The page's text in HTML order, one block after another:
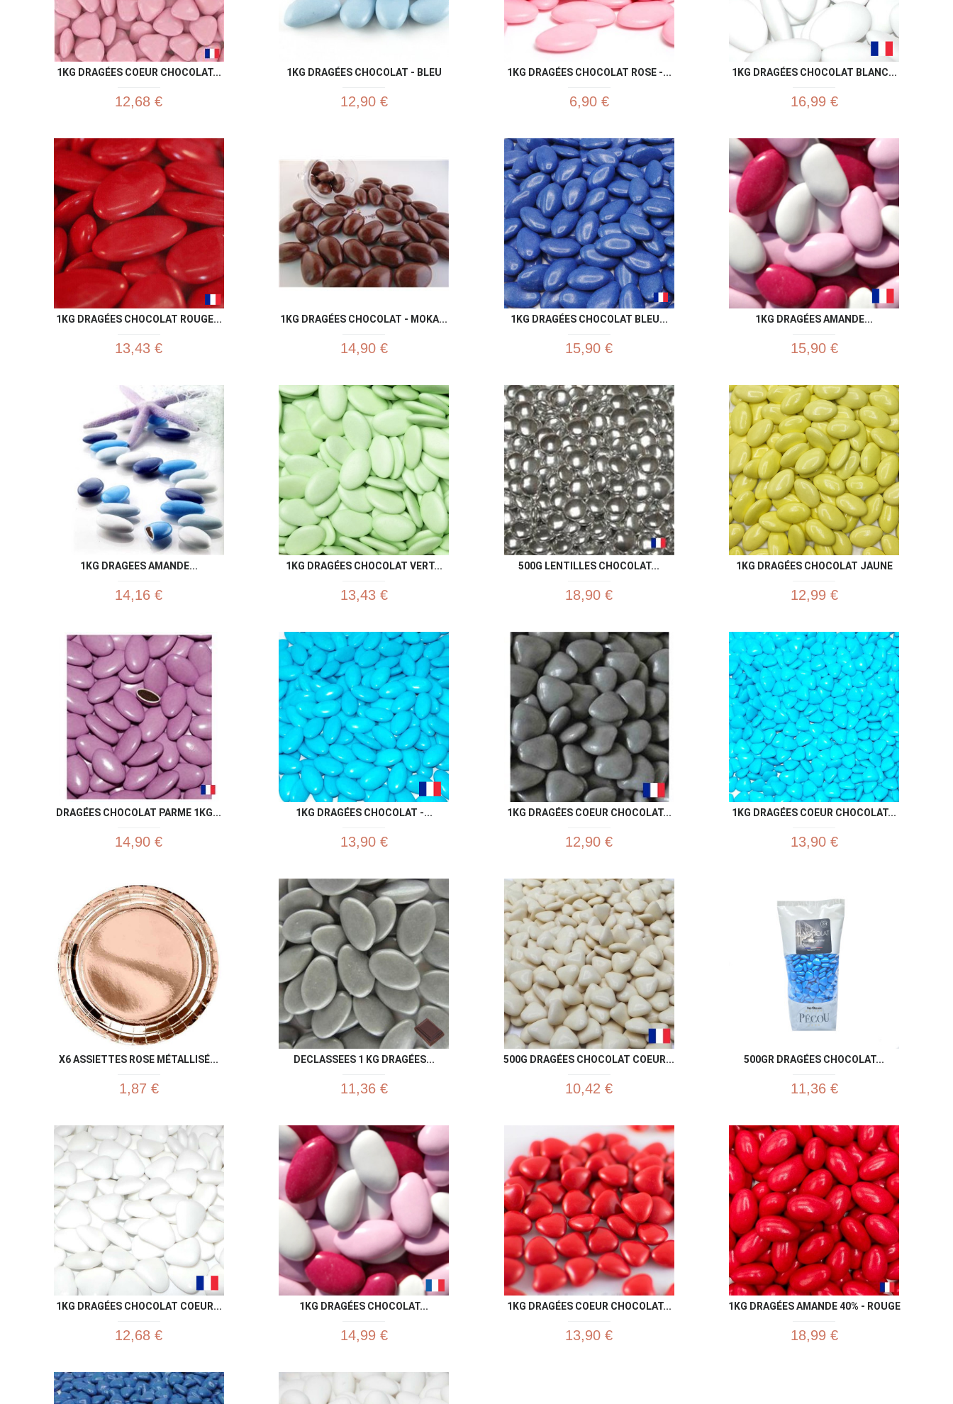
1KG DRAGÉES COEUR CHOCOLAT...
12,68 €
1KG DRAGÉES CHOCOLAT - BLEU
12,90 €
1KG DRAGÉES CHOCOLAT ROSE -...
6,90 €
1KG DRAGÉES CHOCOLAT BLANC...
16,99 €
1KG DRAGÉES CHOCOLAT ROUGE...
13,43 €
Aperçu rapide
1KG DRAGÉES CHOCOLAT - MOKA...
14,90 €
Aperçu rapide
1KG DRAGÉES CHOCOLAT BLEU...
15,90 €
 Aperçu rapide
1KG DRAGÉES AMANDE...
15,90 €
1KG DRAGEES AMANDE...
14,16 €
 Aperçu rapide
1KG DRAGÉES CHOCOLAT VERT...
13,43 €
Aperçu rapide
500G LENTILLES CHOCOLAT...
18,90 €
Aperçu rapide
1KG DRAGÉES CHOCOLAT JAUNE
12,99 €
DRAGÉES CHOCOLAT PARME 1KG...
14,90 €
Aperçu rapide
1KG DRAGÉES CHOCOLAT -...
13,90 €
Aperçu rapide
1KG DRAGÉES COEUR CHOCOLAT...
12,90 €
Aperçu rapide
1KG DRAGÉES COEUR CHOCOLAT...
13,90 €
X6 ASSIETTES ROSE MÉTALLISÉ...
1,87 €
Aperçu rapide
DECLASSEES 1 KG DRAGÉES...
11,36 €
Aperçu rapide
500G DRAGÉES CHOCOLAT COEUR...
10,42 €
Aperçu rapide
500GR DRAGÉES CHOCOLAT...
11,36 €
1KG DRAGÉES CHOCOLAT COEUR...
12,68 €
 Aperçu rapide
1KG DRAGÉES CHOCOLAT...
14,99 €
Aperçu rapide
1KG DRAGÉES COEUR CHOCOLAT...
13,90 €
Aperçu rapide
1KG DRAGÉES AMANDE 40% - ROUGE
18,99 €
 Aperçu rapide